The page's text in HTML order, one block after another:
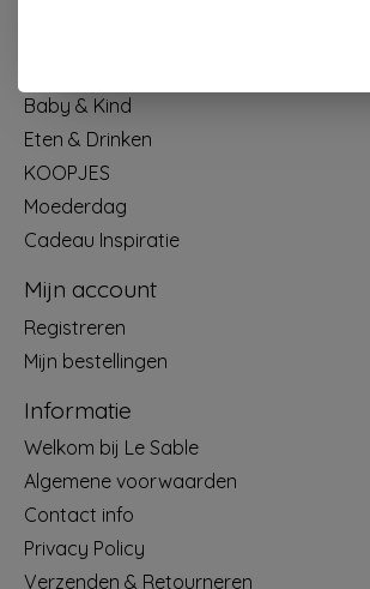
Baby & Kind
Eten & Drinken
KOOPJES
Moederdag
Cadeau Inspiratie
Mijn account
Registreren
Mijn bestellingen
Informatie
Welkom bij Le Sable
Algemene voorwaarden
Contact info
Privacy Policy
Verzenden & Retourneren